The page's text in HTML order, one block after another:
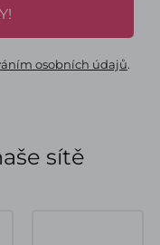
osobních údajů.
sítě